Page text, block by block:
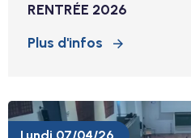
RENTRÉE 2026
Plus d'infos